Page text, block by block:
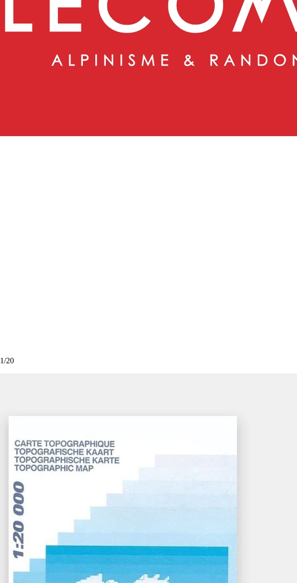
20